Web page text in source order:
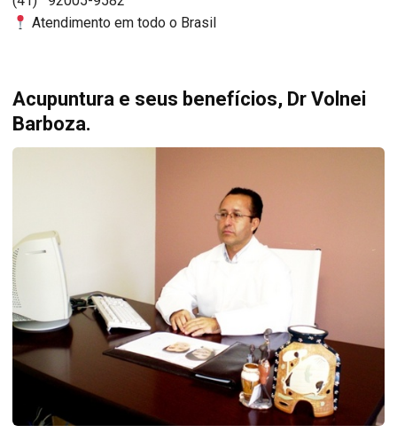
Atendimento em todo o Brasil
Acupuntura e seus benefícios, Dr Volnei
Barboza.